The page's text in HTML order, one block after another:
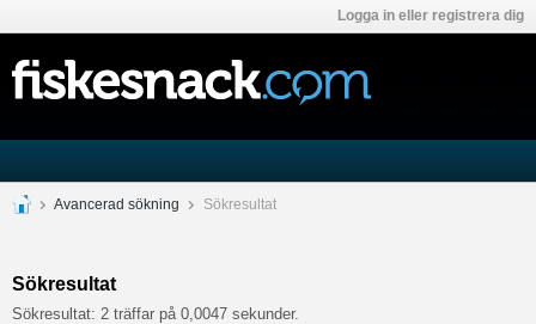
Logga in eller registrera dig
Avancerad sökning Sökresultat
Sökresultat
Sökresultat: 2 träffar på 0,0047 sekunder.